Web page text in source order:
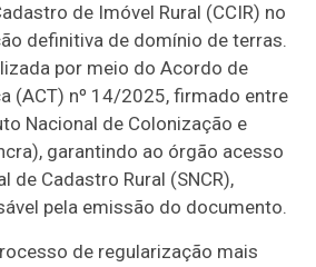
de Imóvel Rural (CCIR) no
definitiva de domínio de terras.
por meio do Acordo de
(ACT) nº 14/2025, firmado entre
Nacional de Colonização e
garantindo ao órgão acesso
de Cadastro Rural (SNCR),
pela emissão do documento.
de regularização mais